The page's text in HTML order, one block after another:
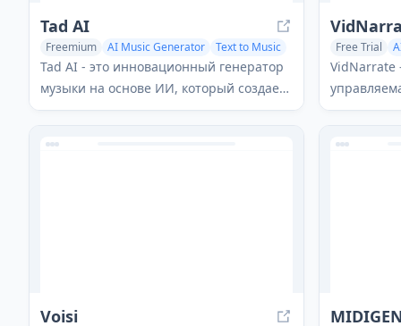
Tad AI
Freemium AI Music Generator
Text to Music
AI Lyrics Generator
Tad AI - это инновационный генератор
музыки на основе ИИ, который создает
оригинальные, свободные от роялти
в различных жанрах и настроениях.
Free Trial
AI Script
VidNarrate
Voisi MIDIGEN